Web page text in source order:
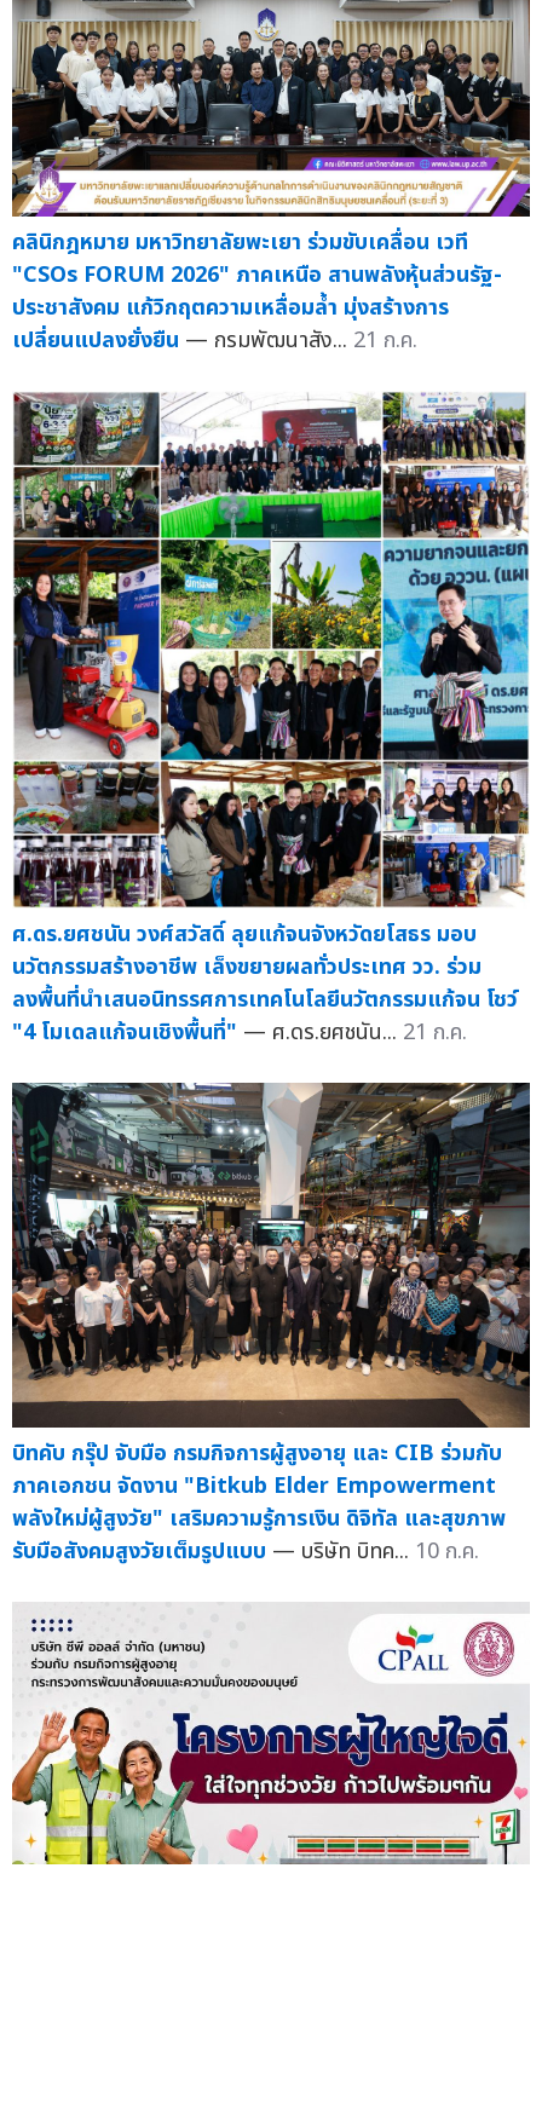
คลินิกฎหมาย มหาวิทยาลัยพะเยา ร่วมขับเคลื่อน เวที
"CSOs FORUM 2026" ภาคเหนือ สานพลังหุ้นส่วนรัฐ-
ประชาสังคม แก้วิกฤตความเหลื่อมล้ำ มุ่งสร้างการ
เปลี่ยนแปลงยั่งยืน — กรมพัฒนาสัง... 21 ก.ค.
ศ.ดร.ยศชนัน วงศ์สวัสดิ์ ลุยแก้จนจังหวัดยโสธร มอบ
นวัตกรรมสร้างอาชีพ เล็งขยายผลทั่วประเทศ วว. ร่วม
ลงพื้นที่นำเสนอนิทรรศการเทคโนโลยีนวัตกรรมแก้จน โชว์
"4 โมเดลแก้จนเชิงพื้นที่" — ศ.ดร.ยศชนัน... 21 ก.ค.
บิทคับ กรุ๊ป จับมือ กรมกิจการผู้สูงอายุ และ CIB ร่วมกับ
ภาคเอกชน จัดงาน "Bitkub Elder Empowerment
พลังใหม่ผู้สูงวัย" เสริมความรู้การเงิน ดิจิทัล และสุขภาพ
รับมือสังคมสูงวัยเต็มรูปแบบ — บริษัท บิทค... 10 ก.ค.